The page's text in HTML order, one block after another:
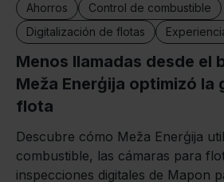
Ahorros
Control de combustible
Digitalización de flotas
Menos llamadas desde el
Meža Enerģija optimizó la
flota
Descubre cómo Meža Enerģija
combustible, las cámaras para
inspecciones digitales de Mapon